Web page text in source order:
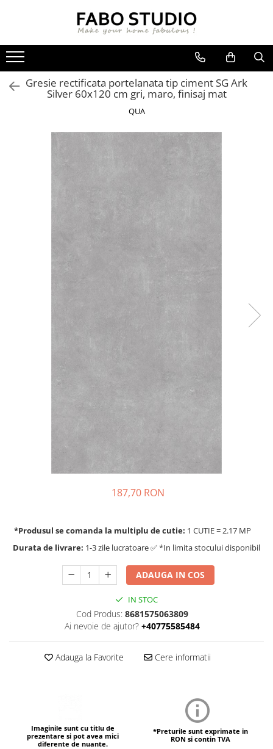
GRESIE INTERIOR
GRESIE EXTERIOR
GRESIE XXL - LASTRE
TREPTE DIN GRESIE
FAIANTA
PIESE DECORATIVE
CANAPELE
CUIEREGresie rectificata portelanata tip ciment SG Ark
Silver 60x120 cm gri, maro, finisaj mat
QUA
187,70 RON
*Produsul se comanda la multiplu de cutie: 1 CUTIE = 2.17 MP
Durata de livrare: 1-3 zile lucratoare ✅ *In limita stocului disponibil
ADAUGA IN COS
IN STOC
Cod Produs: 8681575063809
Ai nevoie de ajutor? +40775585484
Adauga la Favorite Cere informatii
Imaginile sunt cu titlu de
prezentare si pot avea mici
diferente de nuante.
*Preturile sunt exprimate in
RON si contin TVA